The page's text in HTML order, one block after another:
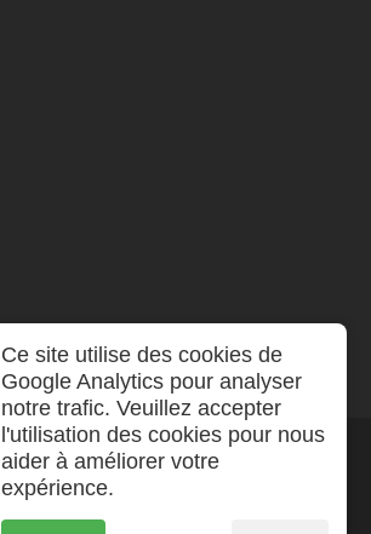
Ce site utilise des cookies de
Google Analytics pour analyser
notre trafic. Veuillez accepter
l'utilisation des cookies pour nous
aider à améliorer votre
expérience.